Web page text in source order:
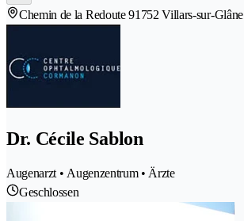
Chemin de la Redoute 91752 Villars-sur-Glâne
Dr. Cécile Sablon
Augenarzt • Augenzentrum • Ärzte
Geschlossen